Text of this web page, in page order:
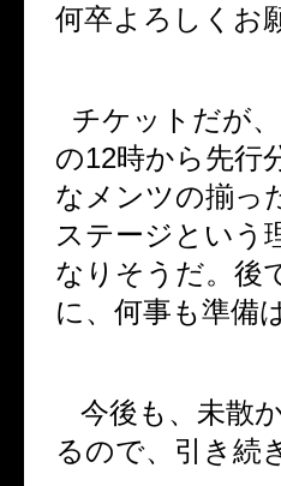
何卒よろしくお
チケットだが
の12時から先行
なメンツの揃っ
ステージという
なりそうだ。後
に、何事も準備
今後も、未散
るので、引き続